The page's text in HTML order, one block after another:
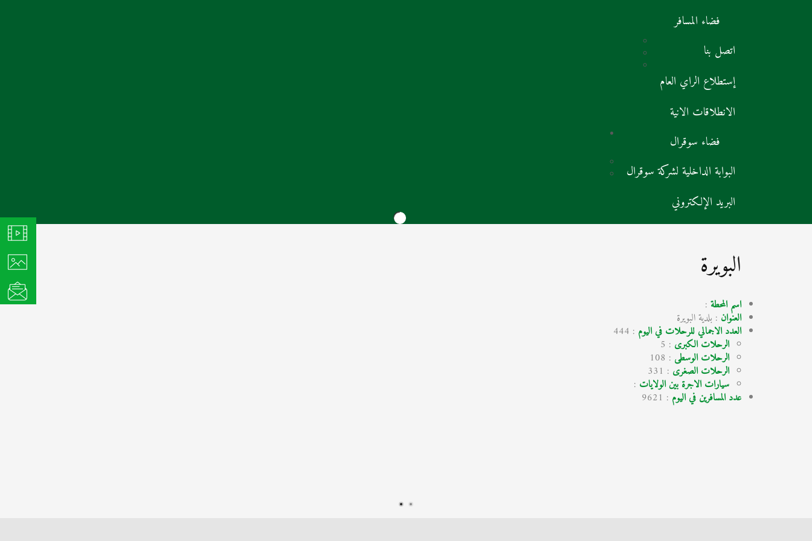
فضاء المسافر
اتصل بنا
إستطلاع الراي العام
الانطلاقات الانية
فضاء سوقرال
البوابة الداخلية لشركة سوقرال
البريد الإلكتروني
البويرة
اسم المحطة :
العنوان : بلدية البويرة
العدد الاجمالي للرحلات في اليوم : 444
الرحلات الكبرى : 5
الرحلات الوسطى : 108
الرحلات الصغرى : 331
سيارات الاجرة بين الولايات :
عدد المسافرين في اليوم : 9621